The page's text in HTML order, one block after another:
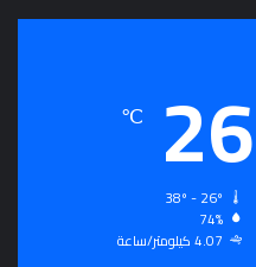
26
℃
74%
4.07 كيلومتر/ساعة